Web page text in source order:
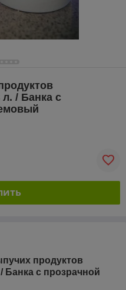
л. / Банка с
продуктов
Банка с прозрачной